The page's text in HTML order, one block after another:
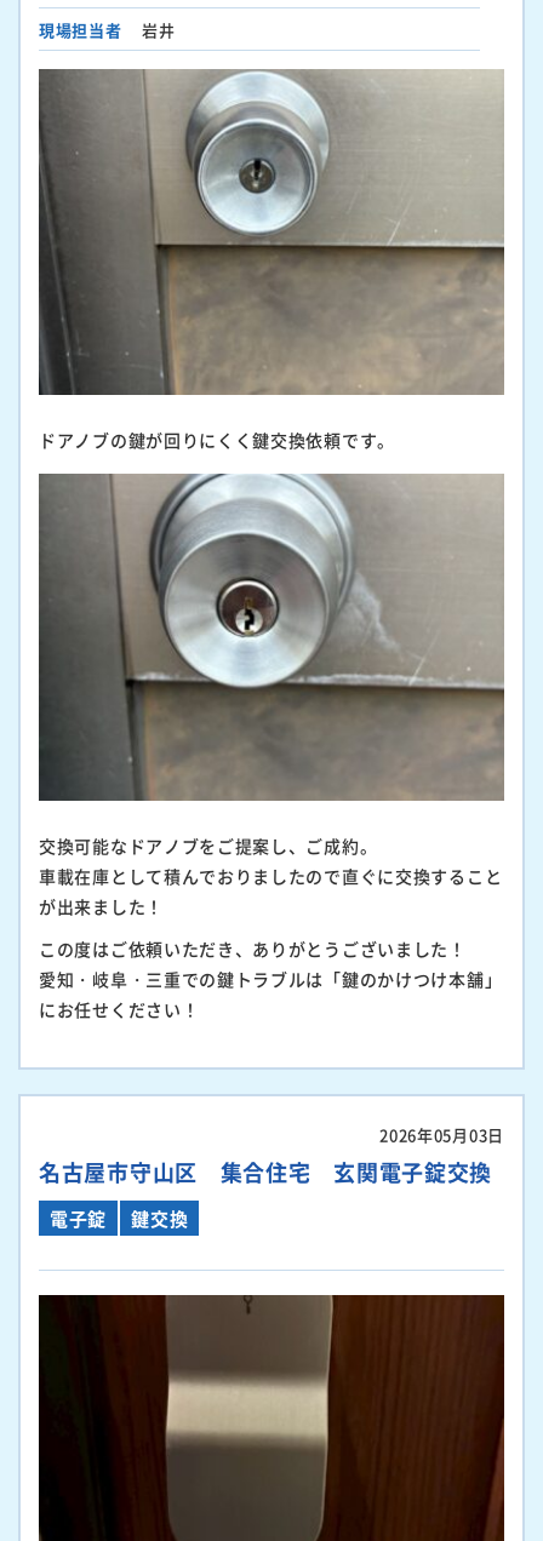
現場担当者
岩井
ドアノブの鍵が回りにくく鍵交換依頼です。
交換可能なドアノブをご提案し、ご成約。
車載在庫として積んでおりましたので直ぐに交換すること
が出来ました！
この度はご依頼いただき、ありがとうございました！
愛知・岐阜・三重での鍵トラブルは「鍵のかけつけ本舗」
にお任せください！
2026年05月03日
名古屋市守山区 集合住宅 玄関電子錠交換
電子錠 鍵交換